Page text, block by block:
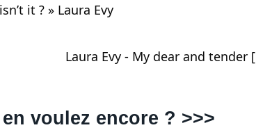
it ? » Laura Evy
Laura Evy - My dear and tender
voulez encore ? >>>